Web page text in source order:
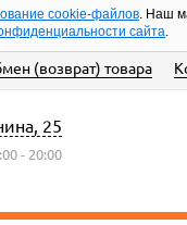
cookie-файлов. Наш
сайта.
(возврат) товара
25
- 20:00